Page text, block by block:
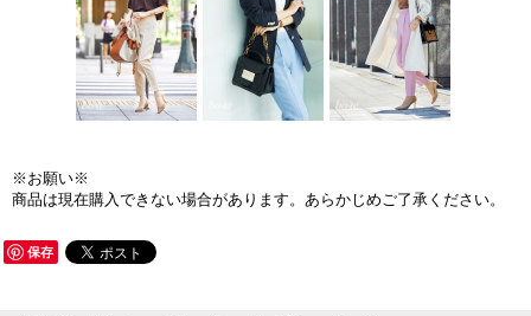
※お願い※
商品は現在購入できない場合があります。あらかじめご了承ください。
保存